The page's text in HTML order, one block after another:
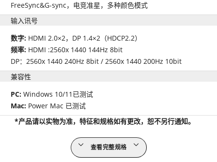
FreeSync&G-sync，电竞准星，多种颜色模式
输入讯号
数字: HDMI 2.0×2，DP 1.4×2（HDCP2.2）
频率: HDMI :2560x 1440 144Hz 8bit
DP：2560x 1440 240Hz 8bit / 2560x 1440 200Hz 10bit
兼容性
PC:Windows 10/11已测试
Mac: Power Mac 已测试
*产品请以实物为准，特征和规格如有更改，恕不另行通知。
查看完整规格